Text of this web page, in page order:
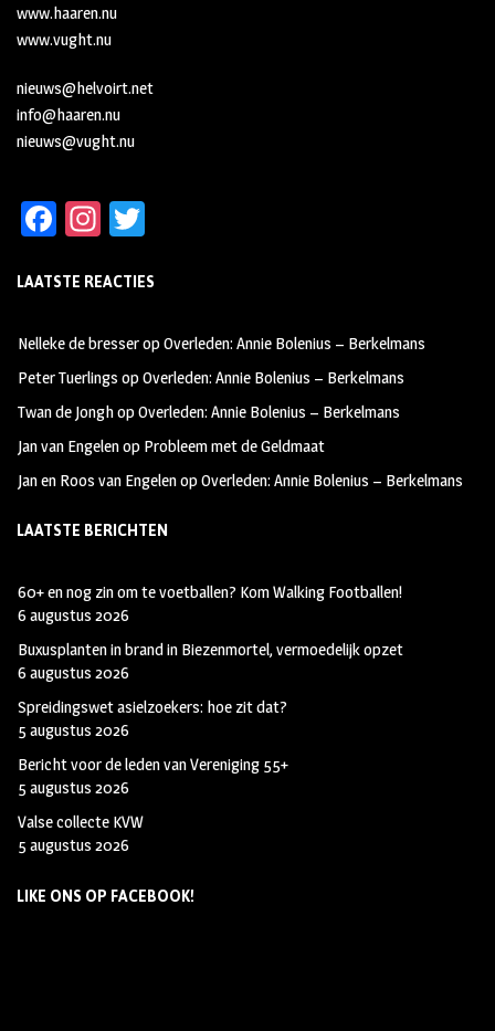
www.haaren.nu
www.vught.nu
nieuws@helvoirt.net
info@haaren.nu
nieuws@vught.nu
Fa
b
oo
k
In
ag
m
tt
LAATSTE REACTIES
Nelleke de bresseropOverleden: Annie Bolenius – Berkelmans
Peter Tuerlings opOverleden: Annie Bolenius – Berkelmans
Twan de JonghopOverleden: Annie Bolenius – Berkelmans
Jan van Engelenop Probleem met de Geldmaat
Jan en Roos van EngelenopOverleden: Annie Bolenius – Berkelmans
LAATSTE BERICHTEN
60+ en nog zin om te voetballen? Kom Walking Footballen!
6 augustus 2026
Buxusplanten in brand in Biezenmortel, vermoedelijk opzet
6 augustus 2026
Spreidingswet asielzoekers: hoe zit dat?
5 augustus 2026
Bericht voor de leden van Vereniging 55+
5 augustus 2026
Valse collecte KVW
5 augustus 2026
LIKE ONS OP FACEBOOK!